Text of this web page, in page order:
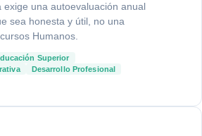
exige una autoevaluación anual
sea honesta y útil, no una
Humanos.
Superior
Desarrollo Profesional